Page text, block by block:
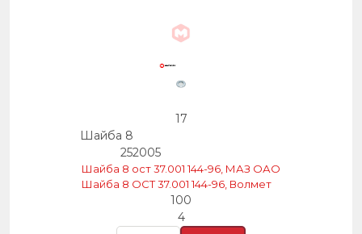
17
Шайба 8
252005
Шайба 8 ост 37.001 144-96, МАЗ ОАО
Шайба 8 ОСТ 37.001 144-96, Волмет
100
4